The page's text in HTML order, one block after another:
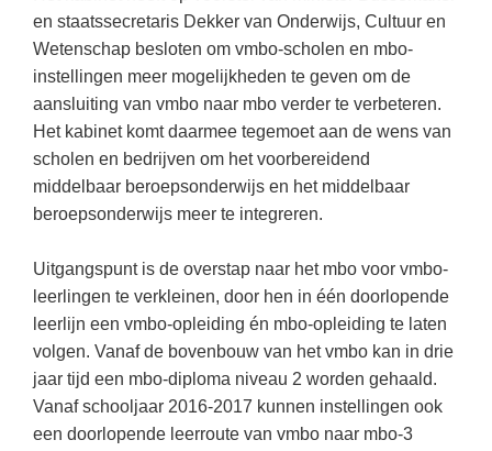
Digitaal onderwijs
Cito toets
Eindexamens
iPad scholen
NIEUWSARCHIEF
Juli 2026
Juni 2026
Mei 2026
April 2026
Lespakket ‘Circulaire Economie - van
verpakking tot nieuwe grondstof’
Gastles Zeebenen in de klas
Cursus Leer het heelal begrijpen
Van verdunningscalculator tot
practicumvoorbereiding: gratis online
hulpmiddelen voor science-docenten en
TOA's
DGM in de klas
Engels(18)
Techniek
Open vacature(16)
Duits(15)
Economie(12)
VACATURES PER PLAATS
Amsterdam(56)
Rotterdam (42)
Den Haag (34)
Kerst kleurplaten
PUZZELS
Woordpuzzels
Kruiswoordpuzzels
LEUK IN DE KLAS
Raadsels
Biologie
Burgerschap
Ckv
Duits
Economie
Filosofie
Frans
Fries (Frysk)
Geschiedenis
Handelswetenschappen
Boek: Kleine werelden van het zonnestelsel
Leren met klassieke muziek
Lasermachine voor het onderwijs
Lasergraaf
Onderwijs opleidingen
Gratis lesmateriaal Dove self-esteem
Maak uw leerlingen mediawijs!
Rekentuin: altijd en overal rekenen oefenen
op je eigen niveau
Taalzee: adaptief oefenen en toetsen
Theater als middel voor het aanleren van
sociale vaardigheden
en staatssecretaris Dekker van Onderwijs, Cultuur en
Wetenschap besloten om vmbo-scholen en mbo-
instellingen meer mogelijkheden te geven om de
aansluiting van vmbo naar mbo verder te verbeteren.
Het kabinet komt daarmee tegemoet aan de wens van
scholen en bedrijven om het voorbereidend
middelbaar beroepsonderwijs en het middelbaar
beroepsonderwijs meer te integreren.
Uitgangspunt is de overstap naar het mbo voor vmbo-
leerlingen te verkleinen, door hen in één doorlopende
leerlijn een vmbo-opleiding én mbo-opleiding te laten
volgen. Vanaf de bovenbouw van het vmbo kan in drie
jaar tijd een mbo-diploma niveau 2 worden gehaald.
Vanaf schooljaar 2016-2017 kunnen instellingen ook
een doorlopende leerroute van vmbo naar mbo-3